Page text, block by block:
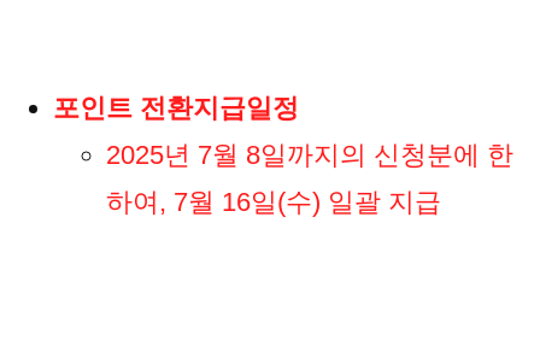
포인트 전환지급일정
2025년 7월 8일까지의 신청분에 한
하여, 7월 16일(수) 일괄 지급